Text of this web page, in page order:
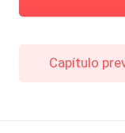
Capítulo